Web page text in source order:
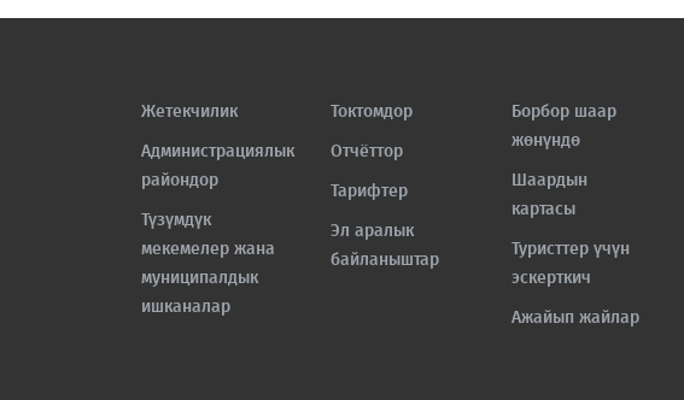
Жетекчилик
Администрациялык
райондор
Түзүмдүк
мекемелер жана
муниципалдык
ишканалар
Токтомдор
Отчёттор
Тарифтер
Эл аралык
байланыштар
Борбор шаар
жөнүндө
Шаардын
картасы
Туристтер үчүн
эскерткич
Ажайып жайлар